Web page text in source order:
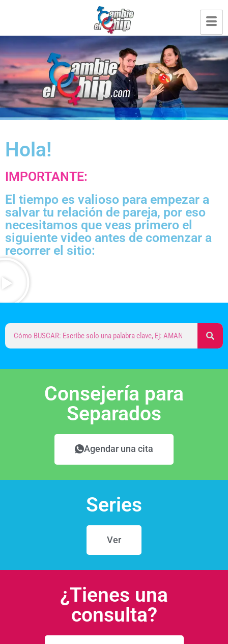
Hola!
IMPORTANTE:
El tiempo es valioso para empezar a
salvar tu relación de pareja, por eso
necesitamos que veas primero el
siguiente video antes de comenzar a
recorrer el sitio:
Consejería para
Separados
Agendar una cita
Series
Ver
¿Tienes una
consulta?